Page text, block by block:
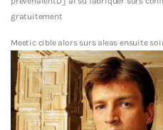
gratuitement
Meetic cible alors surs aleas ensuite